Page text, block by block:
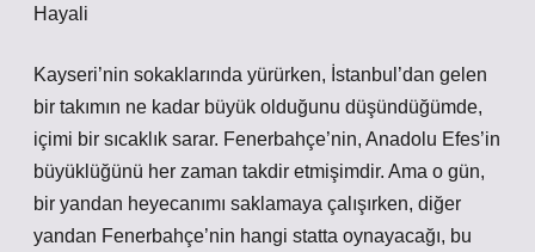
Hayali
Kayseri’nin sokaklarında yürürken, İstanbul’dan gelen
bir takımın ne kadar büyük olduğunu düşündüğümde,
içimi bir sıcaklık sarar. Fenerbahçe’nin, Anadolu Efes’in
büyüklüğünü her zaman takdir etmişimdir. Ama o gün,
bir yandan heyecanımı saklamaya çalışırken, diğer
yandan Fenerbahçe’nin hangi statta oynayacağı, bu